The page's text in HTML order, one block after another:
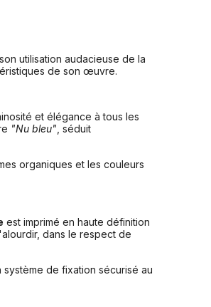
utilisation audacieuse de la
de son œuvre.
et élégance à tous les
"Nu bleu" , séduit
organiques et les couleurs
est imprimé en haute définition
dans le respect de
de fixation sécurisé au